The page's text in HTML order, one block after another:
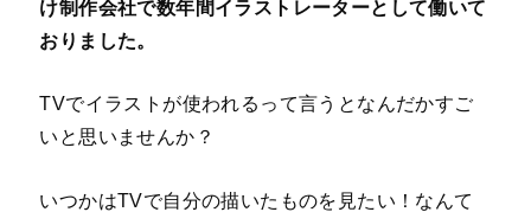
け制作会社で数年間イラストレーターとして働いて
おりました。
TVでイラストが使われるって言うとなんだかすご
いと思いませんか？
いつかはTVで自分の描いたものを見たい！なんて